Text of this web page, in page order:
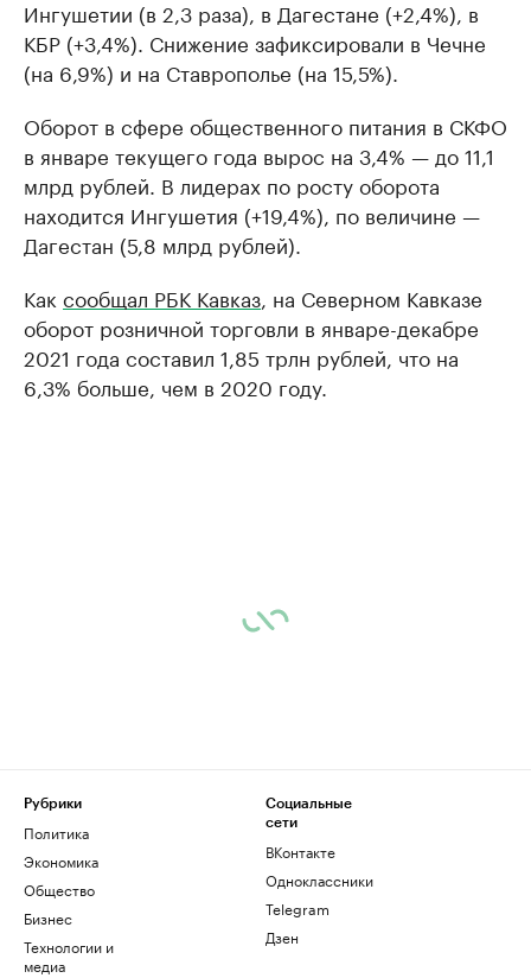
Ингушетии (в 2,3 раза), в Дагестане (+2,4%), в
КБР (+3,4%). Снижение зафиксировали в Чечне
(на 6,9%) и на Ставрополье (на 15,5%).
Оборот в сфере общественного питания в СКФО
в январе текущего года вырос на 3,4% — до 11,1
млрд рублей. В лидерах по росту оборота
находится Ингушетия (+19,4%), по величине —
Дагестан (5,8 млрд рублей).
Как сообщал РБК Кавказ, на Северном Кавказе
оборот розничной торговли в январе-декабре
2021 года составил 1,85 трлн рублей, что на
6,3% больше, чем в 2020 году.
Рубрики
Политика
Экономика
Общество
Бизнес
Технологии и
медиа
Социальные
сети
ВКонтакте
Одноклассники
Telegram
Дзен